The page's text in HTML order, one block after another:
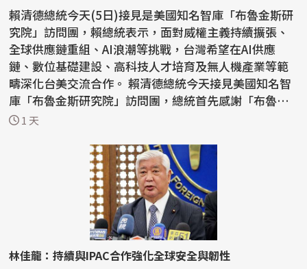
賴清德總統今天(5日)接見是美國知名智庫「布魯金斯研
究院」訪問團，賴總統表示，面對威權主義持續擴張、
全球供應鏈重組、AI浪潮等挑戰，台灣希望在AI供應
鏈、數位基礎建設、高科技人才培育及無人機產業等範
疇深化台美交流合作。 賴清德總統今天接見美國知名智
庫「布魯金斯研究院」訪問團，總統首先感謝「布魯金
斯研究...
1 天
林佳龍：持續與IPAC合作強化全球安全與韌性